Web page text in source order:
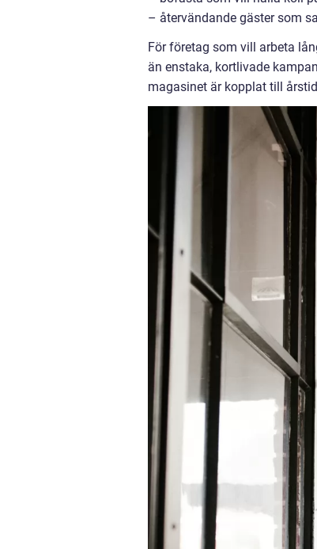
– återvändande gäster som
För företag som vill arbeta
än enstaka, kortlivade
magasinet är kopplat till